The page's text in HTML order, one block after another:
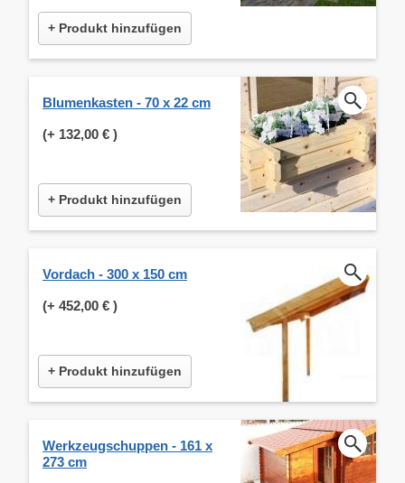
+ Produkt hinzufügen
Blumenkasten - 70 x 22 cm
(+ 132,00 € )
+ Produkt hinzufügen
Vordach - 300 x 150 cm
(+ 452,00 € )
+ Produkt hinzufügen
Werkzeugschuppen - 161 x
273 cm